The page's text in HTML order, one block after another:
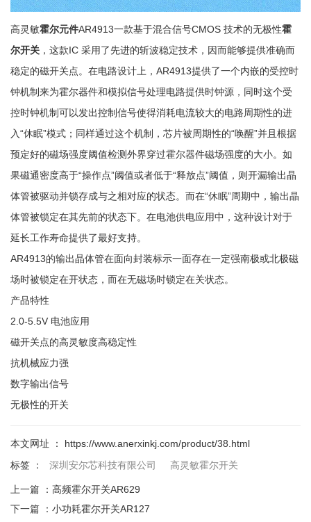
高灵敏霍尔元件AR4913一款基于混合信号CMOS 技术的无极性霍
尔开关 ，这款IC 采用了先进的斩波稳定技术，因而能够提供准确而
稳定的磁开关点。在电路设计上，AR4913提供了一个内嵌的受控时
钟机制来为霍尔器件和模拟信号处理电路提供时钟源，同时这个受
控时钟机制可以发出控制信号使得消耗电流较大的电路周期性的进
入“休眠”模式；同样通过这个机制，芯片被周期性的“唤醒”并且根据
预定好的磁场强度阈值检测外界穿过霍尔器件磁场强度的大小。如
果磁通密度高于“操作点”阈值或者低于“释放点”阈值，则开漏输出晶
体管被驱动并锁存成与之相对应的状态。而在“休眠”周期中，输出晶
体管被锁定在其先前的状态下。在电池供电应用中，这种设计对于
延长工作寿命提供了最好支持。
AR4913的输出晶体管在面向封装标示一面存在一定强南极或北极磁
场时被锁定在开状态，而在无磁场时锁定在关状态。
产品特性
2.0-5.5V 电池应用
磁开关点的高灵敏度高稳定性
抗机械应力强
数字输出信号
无极性的开关
本文网址 ： https://www.anerxinkj.com/product/38.html
标签 ：
深圳安尔芯科技有限公司 高灵敏霍尔开关
上一篇 ： 高频霍尔开关AR629
下一篇 ： 小功耗霍尔开关AR127